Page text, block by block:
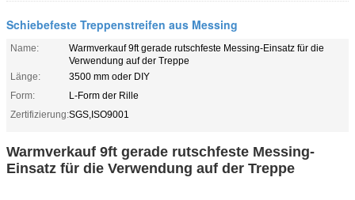
Schiebefeste Treppenstreifen aus Messing
Name:
Warmverkauf 9ft gerade rutschfeste Messing-Einsatz für die
Verwendung auf der Treppe
Länge:
3500 mm oder DIY
Form:
L-Form der Rille
Zertifizierung:SGS,ISO9001
Warmverkauf 9ft gerade rutschfeste Messing-
Einsatz für die Verwendung auf der Treppe